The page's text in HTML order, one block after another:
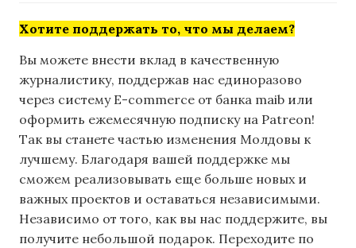
Хотите поддержать то, что мы делаем?
Вы можете внести вклад в качественную
журналистику, поддержав нас единоразово
через систему E-commerce от банка maib или
оформить ежемесячную подписку на Patreon!
Так вы станете частью изменения Молдовы к
лучшему. Благодаря вашей поддержке мы
сможем реализовывать еще больше новых и
важных проектов и оставаться независимыми.
Независимо от того, как вы нас поддержите, вы
получите небольшой подарок. Переходите по